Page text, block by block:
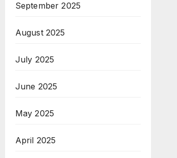
September 2025
August 2025
July 2025
June 2025
May 2025
April 2025